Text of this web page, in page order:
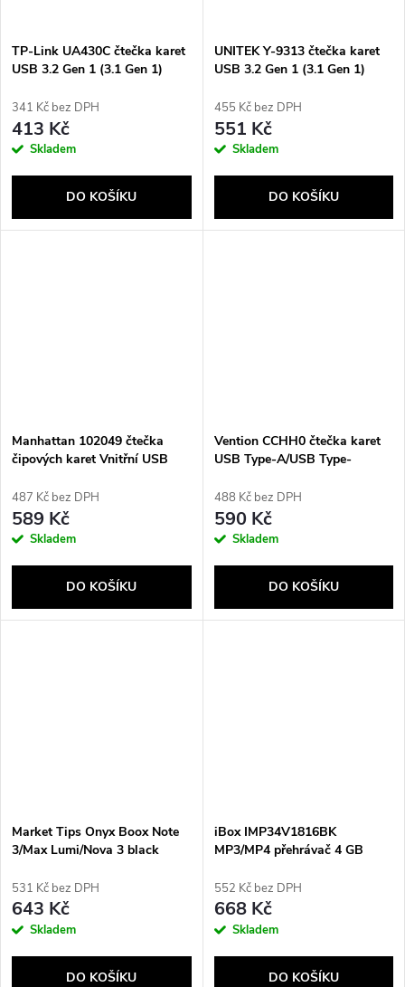
TP-Link UA430C čtečka karet
USB 3.2 Gen 1 (3.1 Gen 1)
341 Kč bez DPH
413 Kč
Skladem
DO KOŠÍKU
UNITEK Y-9313 čtečka karet
USB 3.2 Gen 1 (3.1 Gen 1)
455 Kč bez DPH
551 Kč
Skladem
DO KOŠÍKU
Manhattan 102049 čtečka
čipových karet Vnitřní USB
487 Kč bez DPH
589 Kč
Skladem
DO KOŠÍKU
Vention CCHH0 čtečka karet
USB Type-A/USB Type-
488 Kč bez DPH
590 Kč
Skladem
DO KOŠÍKU
Market Tips Onyx Boox Note
3/Max Lumi/Nova 3 black
531 Kč bez DPH
643 Kč
Skladem
DO KOŠÍKU
iBox IMP34V1816BK
MP3/MP4 přehrávač 4 GB
552 Kč bez DPH
668 Kč
Skladem
DO KOŠÍKU